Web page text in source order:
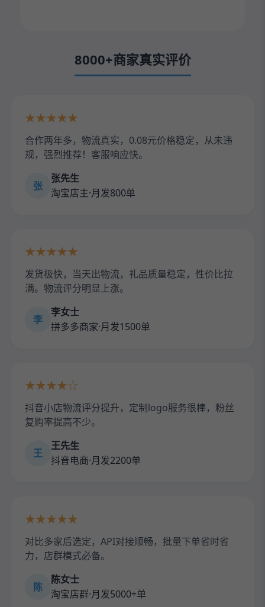
8000+商家真实评价
★★★★★
合作两年多，物流真实，0.08元价格稳定，从未违
规，强烈推荐！客服响应快。
张
张先生
淘宝店主·月发800单
★★★★★
发货极快，当天出物流，礼品质量稳定，性价比拉
满。物流评分明显上涨。
李
李女士
拼多多商家·月发1500单
★★★★☆
抖音小店物流评分提升，定制logo服务很棒，粉丝
复购率提高不少。
王
王先生
抖音电商·月发2200单
★★★★★
对比多家后选定，API对接顺畅，批量下单省时省
力，店群模式必备。
陈
陈女士
淘宝店群·月发5000+单